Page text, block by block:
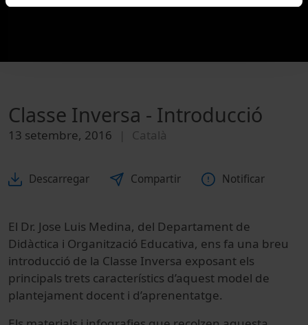
Classe Inversa - Introducció
13 setembre, 2016 Català
Descarregar Compartir Notificar
El Dr. Jose Luis Medina, del Departament de
Didàctica i Organització Educativa, ens fa una breu
introducció de la Classe Inversa exposant els
principals trets característics d’aquest model de
plantejament docent i d’aprenentatge.